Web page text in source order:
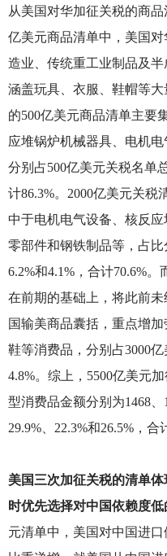
从美国对华加征关税的商
亿美元商品清单中，美国
造业、传统重工业制品及半
涵盖玩具、衣服、鞋帽等
的500亿美元商品清单主要
应堆锅炉机械器具、电机
分别占500亿美元关税名单
计86.3%。2000亿美元关
中于电机电气设备、核反
零部件和钢铁制品等，占比
6.2%和4.1%，合计70.6%
在前期的基础上，将此前
国输美商品囊括，重点增加
鞋等消费品，分别占3000
4.8%。综上，5500亿美元
型消费品金额分别为1468
29.9%、22.3%和26.5%，合
美国三次加征关税的清单
时优先选择对中国依赖度低
元清单中，美国对中国进